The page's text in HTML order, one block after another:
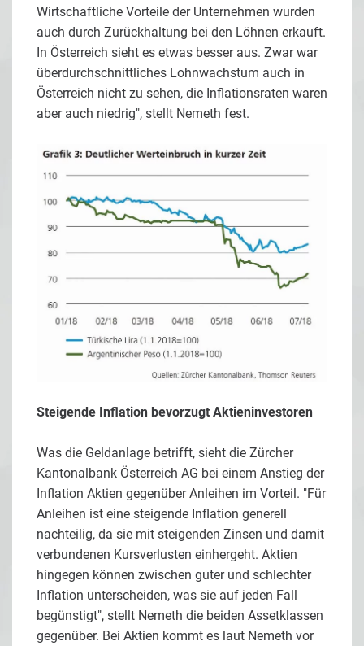
Wirtschaftliche Vorteile der Unternehmen wurden
auch durch Zurückhaltung bei den Löhnen erkauft.
In Österreich sieht es etwas besser aus. Zwar war
überdurchschnittliches Lohnwachstum auch in
Österreich nicht zu sehen, die Inflationsraten waren
aber auch niedrig", stellt Nemeth fest.
Steigende Inflation bevorzugt Aktieninvestoren
Was die Geldanlage betrifft, sieht die Zürcher
Kantonalbank Österreich AG bei einem Anstieg der
Inflation Aktien gegenüber Anleihen im Vorteil. "Für
Anleihen ist eine steigende Inflation generell
nachteilig, da sie mit steigenden Zinsen und damit
verbundenen Kursverlusten einhergeht. Aktien
hingegen können zwischen guter und schlechter
Inflation unterscheiden, was sie auf jeden Fall
begünstigt", stellt Nemeth die beiden Assetklassen
gegenüber. Bei Aktien kommt es laut Nemeth vor